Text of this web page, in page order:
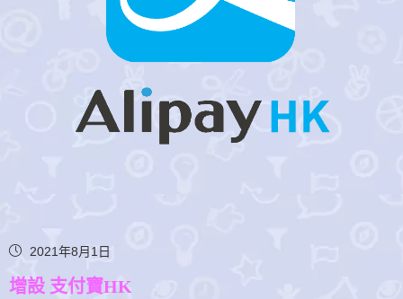
2021年8月1日
增設 支付寶HK